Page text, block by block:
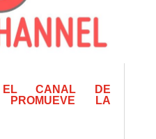
EL CANAL DE
LA